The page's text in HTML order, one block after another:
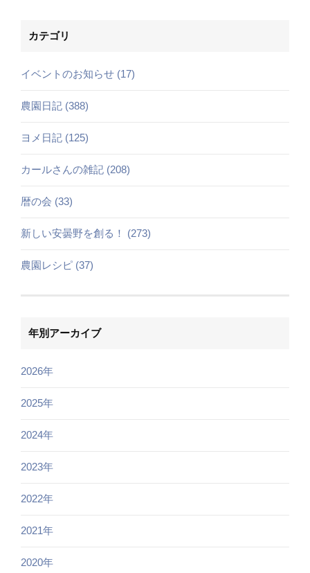
カテゴリ
イベントのお知らせ (17)
農園日記 (388)
ヨメ日記 (125)
カールさんの雑記 (208)
暦の会 (33)
新しい安曇野を創る！ (273)
農園レシピ (37)
年別アーカイブ
2026年
2025年
2024年
2023年
2022年
2021年
2020年